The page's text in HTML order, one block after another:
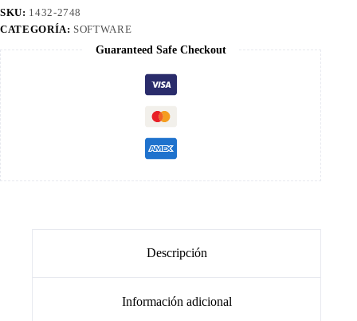
SKU: 1432-2748
CATEGORÍA: SOFTWARE
Guaranteed Safe Checkout
Descripción
Información adicional